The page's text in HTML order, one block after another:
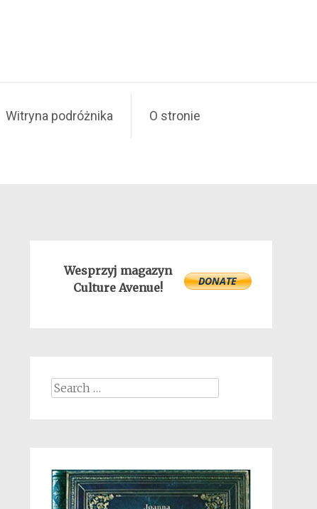
Witryna podróżnika O stronie
Wesprzyj magazyn
Culture Avenue!
Search